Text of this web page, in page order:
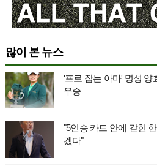
많이 본 뉴스
'프로 잡는 아마' 명성 양
우승
"5인승 카트 안에 갇힌
겠다"